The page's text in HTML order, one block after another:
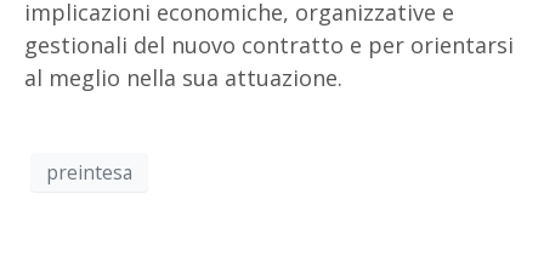
implicazioni economiche, organizzative e
gestionali del nuovo contratto e per orientarsi
al meglio nella sua attuazione.
preintesa